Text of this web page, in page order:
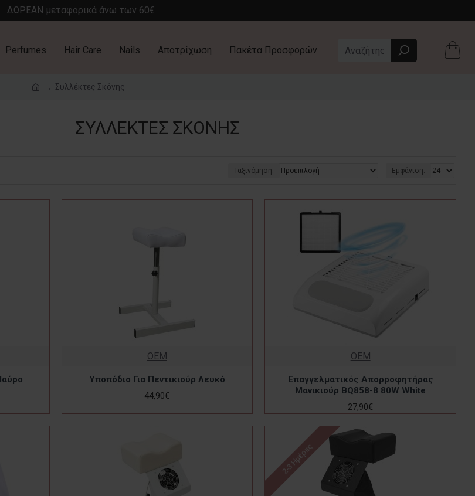
ΔΩΡΕΑΝ μεταφορικά άνω των 60€
Perfumes Hair Care Nails Αποτρίχωση Πακέτα Προσφορών
Συλλέκτες Σκόνης
ΣΥΛΛΈΚΤΕΣ ΣΚΌΝΗΣ
Ταξινόμηση: Εμφάνιση:
OEM
Υποπόδιο Για Πεντικιούρ Λευκό
44,90€
OEM
Επαγγελματικός Απορροφητήρας
Μανικιούρ BQ858-8 80W White
27,90€
2-3 Ημέρες